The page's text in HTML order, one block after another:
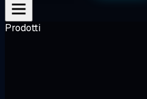
Prodotti